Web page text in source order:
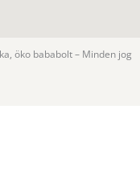
öko bababolt – Minden jog